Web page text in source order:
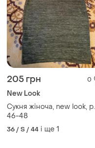
205 грн 0
New Look
Сукня жіноча, new look, р.
46-48
36 / S / 44 і ще 1